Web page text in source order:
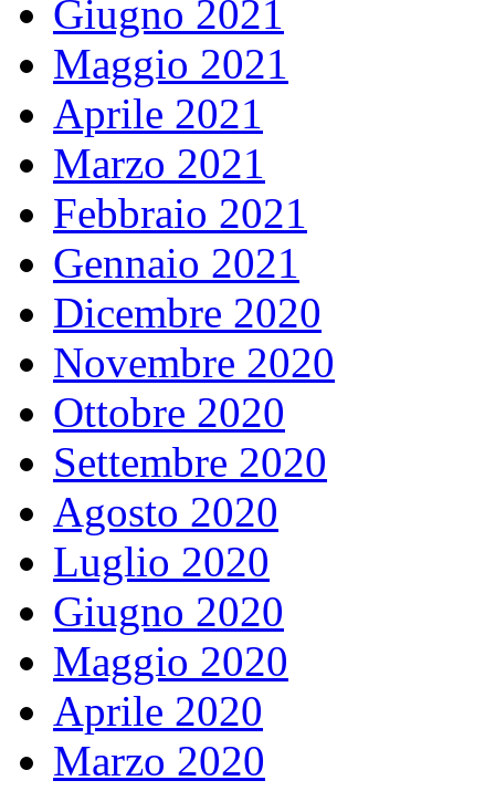
Giugno 2021
Maggio 2021
Aprile 2021
Marzo 2021
Febbraio 2021
Gennaio 2021
Dicembre 2020
Novembre 2020
Ottobre 2020
Settembre 2020
Agosto 2020
Luglio 2020
Giugno 2020
Maggio 2020
Aprile 2020
Marzo 2020